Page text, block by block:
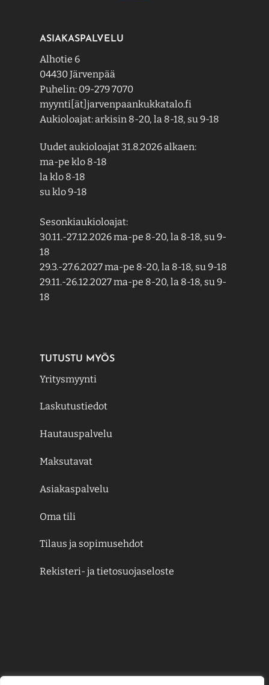
ASIAKASPALVELU
Alhotie 6
04430 Järvenpää
Puhelin: 09-279 7070
myynti[ät]jarvenpaankukkatalo.fi
Aukioloajat: arkisin 8-20, la 8-18, su 9-18
Uudet aukioloajat 31.8.2026 alkaen:
ma-pe klo 8-18
la klo 8-18
su klo 9-18
Sesonkiaukioloajat:
30.11.-27.12.2026 ma-pe 8-20, la 8-18, su 9-
18
29.3.-27.6.2027 ma-pe 8-20, la 8-18, su 9-18
29.11.-26.12.2027 ma-pe 8-20, la 8-18, su 9-
18
TUTUSTU MYÖS
Yritysmyynti
Laskutustiedot
Hautauspalvelu
Maksutavat
Asiakaspalvelu
Oma tili
Tilaus ja sopimusehdot
Rekisteri- ja tietosuojaseloste